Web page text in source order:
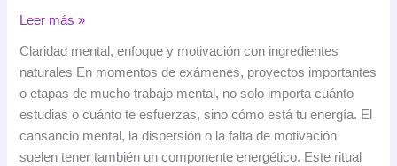
Ritual
mejorar
Leer más »
Claridad mental, enfoque y motivación con ingredientes
naturales En momentos de exámenes, proyectos importantes
o etapas de mucho trabajo mental, no solo importa cuánto
estudias o cuánto te esfuerzas, sino cómo está tu energía. El
cansancio mental, la dispersión o la falta de motivación
suelen tener también un componente energético. Este ritual